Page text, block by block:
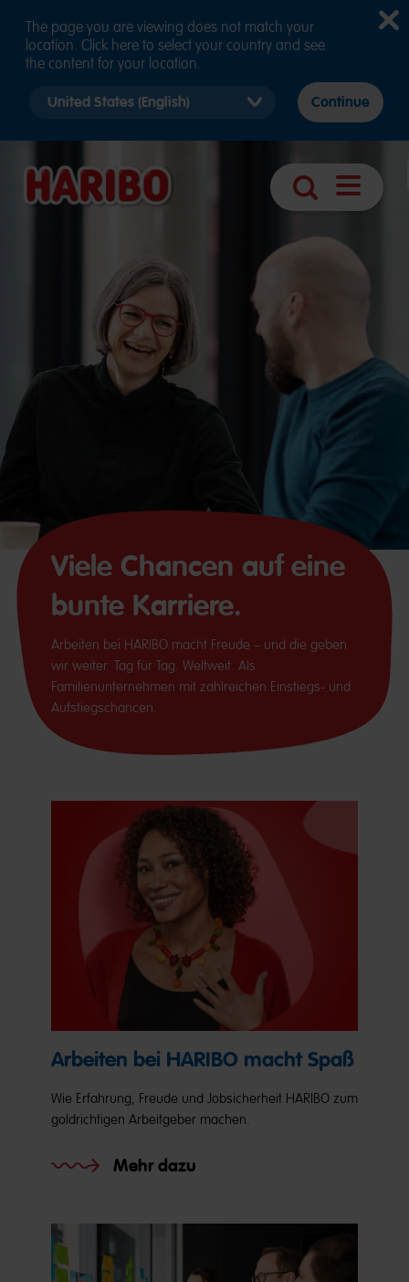
Suche
Viele Chancen auf eine
bunte Karriere.
Arbeiten bei HARIBO macht Freude – und die geben
wir weiter. Tag für Tag. Weltweit. Als
Familienunternehmen mit zahlreichen Einstiegs- und
Aufstiegschancen.
Arbeiten bei HARIBO macht Spaß
Wie Erfahrung, Freude und Jobsicherheit HARIBO zum
goldrichtigen Arbeitgeber machen.
Mehr dazu
The page you are viewing does not match your
location. Click here to select your country and see
the content for your location.
country
Continue